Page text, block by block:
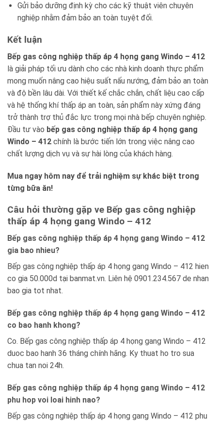
Gửi bảo dưỡng định kỳ cho các kỹ thuật viên chuyên
nghiệp nhằm đảm bảo an toàn tuyệt đối.
Kết luận
Bếp gas công nghiệp thấp áp 4 họng gang Windo – 412
là giải pháp tối ưu dành cho các nhà kinh doanh thực phẩm
mong muốn nâng cao hiệu suất nấu nướng, đảm bảo an toàn
và độ bền lâu dài. Với thiết kế chắc chắn, chất liệu cao cấp
và hệ thống khí thấp áp an toàn, sản phẩm này xứng đáng
trở thành trợ thủ đắc lực trong mọi nhà bếp chuyên nghiệp.
Đầu tư vào bếp gas công nghiệp thấp áp 4 họng gang
Windo – 412 chính là bước tiến lớn trong việc nâng cao
chất lượng dịch vụ và sự hài lòng của khách hàng.
Mua ngay hôm nay để trải nghiệm sự khác biệt trong
từng bữa ăn!
Câu hỏi thường gặp ve Bếp gas công nghiệp
thấp áp 4 họng gang Windo – 412
Bếp gas công nghiệp thấp áp 4 họng gang Windo – 412
gia bao nhieu?
Bếp gas công nghiệp thấp áp 4 họng gang Windo – 412 hien
co gia 50.000d tại banmat.vn. Liên hệ 0901.234.567 de nhan
bao gia tot nhat.
Bếp gas công nghiệp thấp áp 4 họng gang Windo – 412
co bao hanh khong?
Co. Bếp gas công nghiệp thấp áp 4 họng gang Windo – 412
duoc bao hanh 36 tháng chính hãng. Ky thuat ho tro sua
chua tan noi 24h.
Bếp gas công nghiệp thấp áp 4 họng gang Windo – 412
phu hop voi loai hinh nao?
Bếp gas công nghiệp thấp áp 4 họng gang Windo – 412 phu